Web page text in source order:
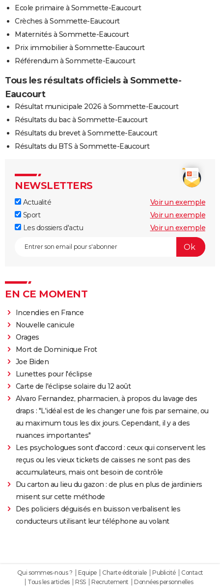
Ecole primaire à Sommette-Eaucourt
Crèches à Sommette-Eaucourt
Maternités à Sommette-Eaucourt
Prix immobilier à Sommette-Eaucourt
Référendum à Sommette-Eaucourt
Tous les résultats officiels à Sommette-
Eaucourt
Résultat municipale 2026 à Sommette-Eaucourt
Résultats du bac à Sommette-Eaucourt
Résultats du brevet à Sommette-Eaucourt
Résultats du BTS à Sommette-Eaucourt
NEWSLETTERS
Actualité
Voir un exemple
Sport
Voir un exemple
Les dossiers d'actu
Voir un exemple
EN CE MOMENT
Incendies en France
Nouvelle canicule
Orages
Mort de Dominique Frot
Joe Biden
Lunettes pour l'éclipse
Carte de l'éclipse solaire du 12 août
Alvaro Fernandez, pharmacien, à propos du lavage des
draps : "L'idéal est de les changer une fois par semaine, ou
au maximum tous les dix jours. Cependant, il y a des
nuances importantes"
Les psychologues sont d'accord : ceux qui conservent les
reçus ou les vieux tickets de caisses ne sont pas des
accumulateurs, mais ont besoin de contrôle
Du carton au lieu du gazon : de plus en plus de jardiniers
misent sur cette méthode
Des policiers déguisés en buisson verbalisent les
conducteurs utilisant leur téléphone au volant
Qui sommes-nous ? Equipe Charte éditoriale Publicité
Contact
Tous les articles
RSS Recrutement
Données personnelles